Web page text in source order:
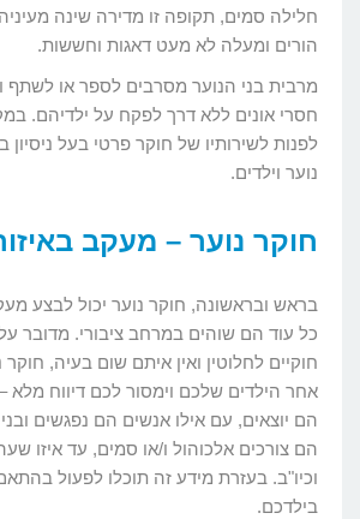
חלילה סמים, תקופה זו מדירה שינה
הורים ומעלה לא מעט דאגות וחששות.
מרבית בני הנוער מסרבים לספר או לשתף
חסרי אונים ללא דרך לפקח על ילדיהם.
לפנות לשירותיו של חוקר פרטי בעל ניסיון
נוער וילדים.
חוקר נוער – מעקב
בראש ובראשונה, חוקר נוער יכול לבצע
כל עוד הם שוהים במרחב ציבורי. מדובר
חוקיים לחלוטין ואין איתם שום בעיה,
אחר הילדים שלכם וימסור לכם דיווח מלא
הם יוצאים, עם אילו אנשים הם נפגשים
הם צורכים אלכוהול ו/או סמים, עד איזו
וכיו"ב. בעזרת מידע זה תוכלו לפעול
בילדכם.